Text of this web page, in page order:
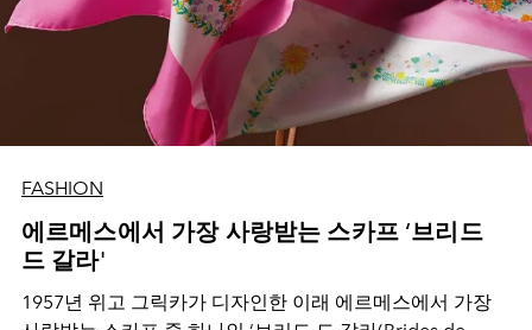
FASHION
에르메스에서 가장 사랑받는 스카프 ‘브리드
드 갈라'
1957년 위고 그릭카가 디자인한 이래 에르메스에서 가장